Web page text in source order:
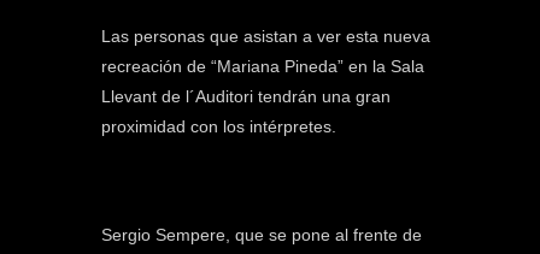
Las personas que asistan a ver esta nueva
recreación de “Mariana Pineda” en la Sala
Llevant de l´Auditori tendrán una gran
proximidad con los intérpretes.
Sergio Sempere, que se pone al frente de